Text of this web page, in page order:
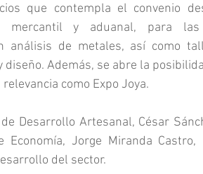
que contempla el convenio
mercantil y aduanal, para las
análisis de metales, así como
diseño. Además, se abre la
como Expo Joya.
Desarrollo Artesanal, César
Economía, Jorge Miranda
del sector.